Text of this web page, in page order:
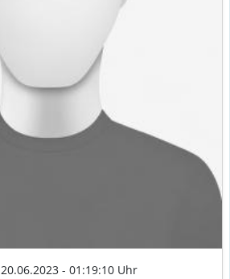
20.06.2023 - 01:19:10 Uhr